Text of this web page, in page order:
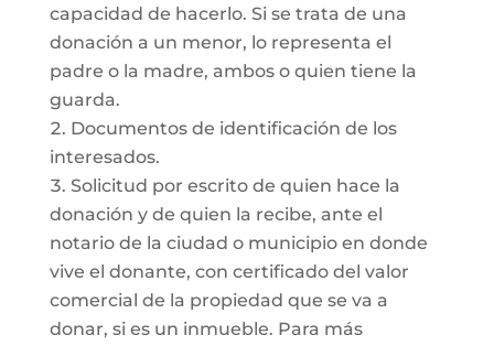
capacidad de hacerlo. Si se trata de una
donación a un menor, lo representa el
padre o la madre, ambos o quien tiene la
guarda.
Documentos de identificación de los
interesados.
Solicitud por escrito de quien hace la
donación y de quien la recibe, ante el
notario de la ciudad o municipio en donde
vive el donante, con certificado del valor
comercial de la propiedad que se va a
donar, si es un inmueble. Para más